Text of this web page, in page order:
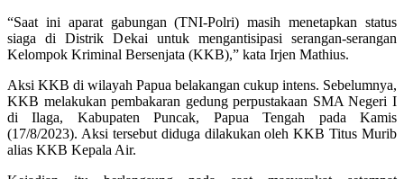
“Saat ini aparat gabungan (TNI-Polri) masih menetapkan status
siaga di Distrik Dekai untuk mengantisipasi serangan-serangan
Kelompok Kriminal Bersenjata (KKB),” kata Irjen Mathius.
Aksi KKB di wilayah Papua belakangan cukup intens. Sebelumnya,
KKB melakukan pembakaran gedung perpustakaan SMA Negeri I
di Ilaga, Kabupaten Puncak, Papua Tengah pada Kamis
(17/8/2023). Aksi tersebut diduga dilakukan oleh KKB Titus Murib
alias KKB Kepala Air.